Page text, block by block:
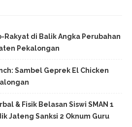
Rakyat di Balik Angka Perubahan
Pekalongan
Sambel Geprek El Chicken
& Fisik Belasan Siswi SMAN 1
Jateng Sanksi 2 Oknum Guru